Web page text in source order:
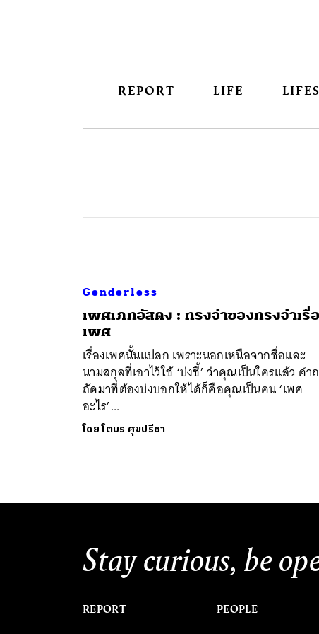
REPORT LIFE
Genderless
เพศเภทอัสดง : ทรงจำของทรงจำเรื่
เพศ
เรื่องเพศนั้นแปลก เพราะนอกเหนือจากชื่อและ
นามสกุลที่เอาไว้ใช้ ‘บ่งชี้’ ว่าคุณเป็นใครแล้ว คำ
ถัดมาที่ต้องบ่งบอกให้ได้ก็คือคุณเป็นคน ‘เพศ
อะไร’...
โดยโตมร ศุขปรีชา
Stay curious, be
REPORT PEOPLE